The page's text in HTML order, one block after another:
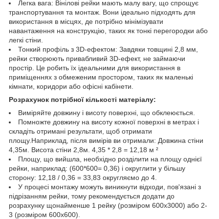
Легка вага: Вінілові рейки мають малу вагу, що спрощує
транспортування та монтаж. Вони ідеально підходять для
використання в місцях, де потрібно мінімізувати
навантаження на конструкцію, таких як тонкі перегородки або
легкі стіни.
Тонкий профіль з 3D-ефектом: Завдяки товщині 2,8 мм,
рейки створюють привабливий 3D-ефект, не займаючи
простір. Це робить їх ідеальними для використання в
приміщеннях з обмеженим простором, таких як маленькі
кімнати, коридори або офісні кабінети.
Розрахунок потрібної кількості матеріалу:
Виміряйте довжину і висоту поверхні, що обклеюється.
Помножте довжину на висоту кожної поверхні в метрах і
складіть отримані результати, щоб отримати
площу.Наприклад, після вимірів ви отримали: Довжина стіни
4,35м. Висота стіни 2,8м. 4,35 * 2,8 = 12,18 м ²
Площу, що вийшла, необхідно розділити на площу однієї
рейки, наприклад: (600*600= 0,36) і округлити у більшу
сторону: 12,18 / 0,36 = 33,83 округляємо до 4.
У процесі монтажу можуть виникнути відходи, пов'язані з
підрізанням рейки, тому рекомендується додати до
розрахунку щонайменше 1 рейку (розміром 600х3000) або 2-
3 (розміром 600х600).